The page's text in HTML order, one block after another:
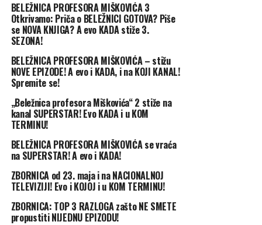
BELEŽNICA PROFESORA MIŠKOVIĆA 3
Otkrivamo: Priča o BELEŽNICI GOTOVA? Piše
se NOVA KNJIGA? A evo KADA stiže 3.
SEZONA!
BELEŽNICA PROFESORA MIŠKOVIĆA – stižu
NOVE EPIZODE! A evo i KADA, i na KOJI KANAL!
Spremite se!
„Beležnica profesora Miškovića“ 2 stiže na
kanal SUPERSTAR! Evo KADA i u KOM
TERMINU!
BELEŽNICA PROFESORA MIŠKOVIĆA se vraća
na SUPERSTAR! A evo i KADA!
ZBORNICA od 23. maja i na NACIONALNOJ
TELEVIZIJI! Evo i KOJOJ i u KOM TERMINU!
ZBORNICA: TOP 3 RAZLOGA zašto NE SMETE
propustiti NIJEDNU EPIZODU!